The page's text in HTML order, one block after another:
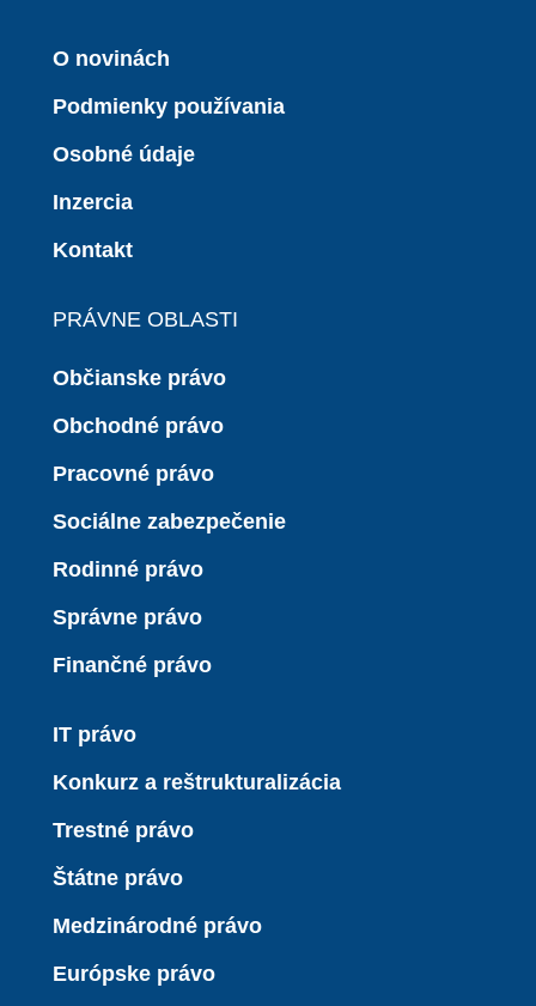
O novinách
Podmienky používania
Osobné údaje
Inzercia
Kontakt
PRÁVNE OBLASTI
Občianske právo
Obchodné právo
Pracovné právo
Sociálne zabezpečenie
Rodinné právo
Správne právo
Finančné právo
IT právo
Konkurz a reštrukturalizácia
Trestné právo
Štátne právo
Medzinárodné právo
Európske právo